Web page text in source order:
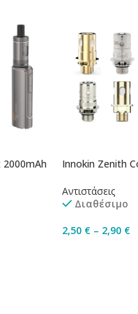
2000mAh
Innokin Zenith
Αντιστάσεις
Διαθέσιμο
2,50 € – 2,90 €